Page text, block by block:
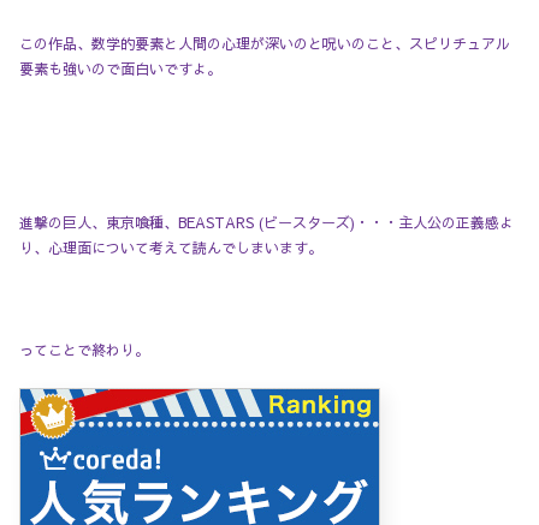
この作品、数学的要素と人間の心理が深いのと呪いのこと、スピリチュアル
要素も強いので面白いですよ。
進撃の巨人、東京喰種、BEASTARS (ビースターズ)・・・主人公の正義感よ
り、心理面について考えて読んでしまいます。
ってことで終わり。